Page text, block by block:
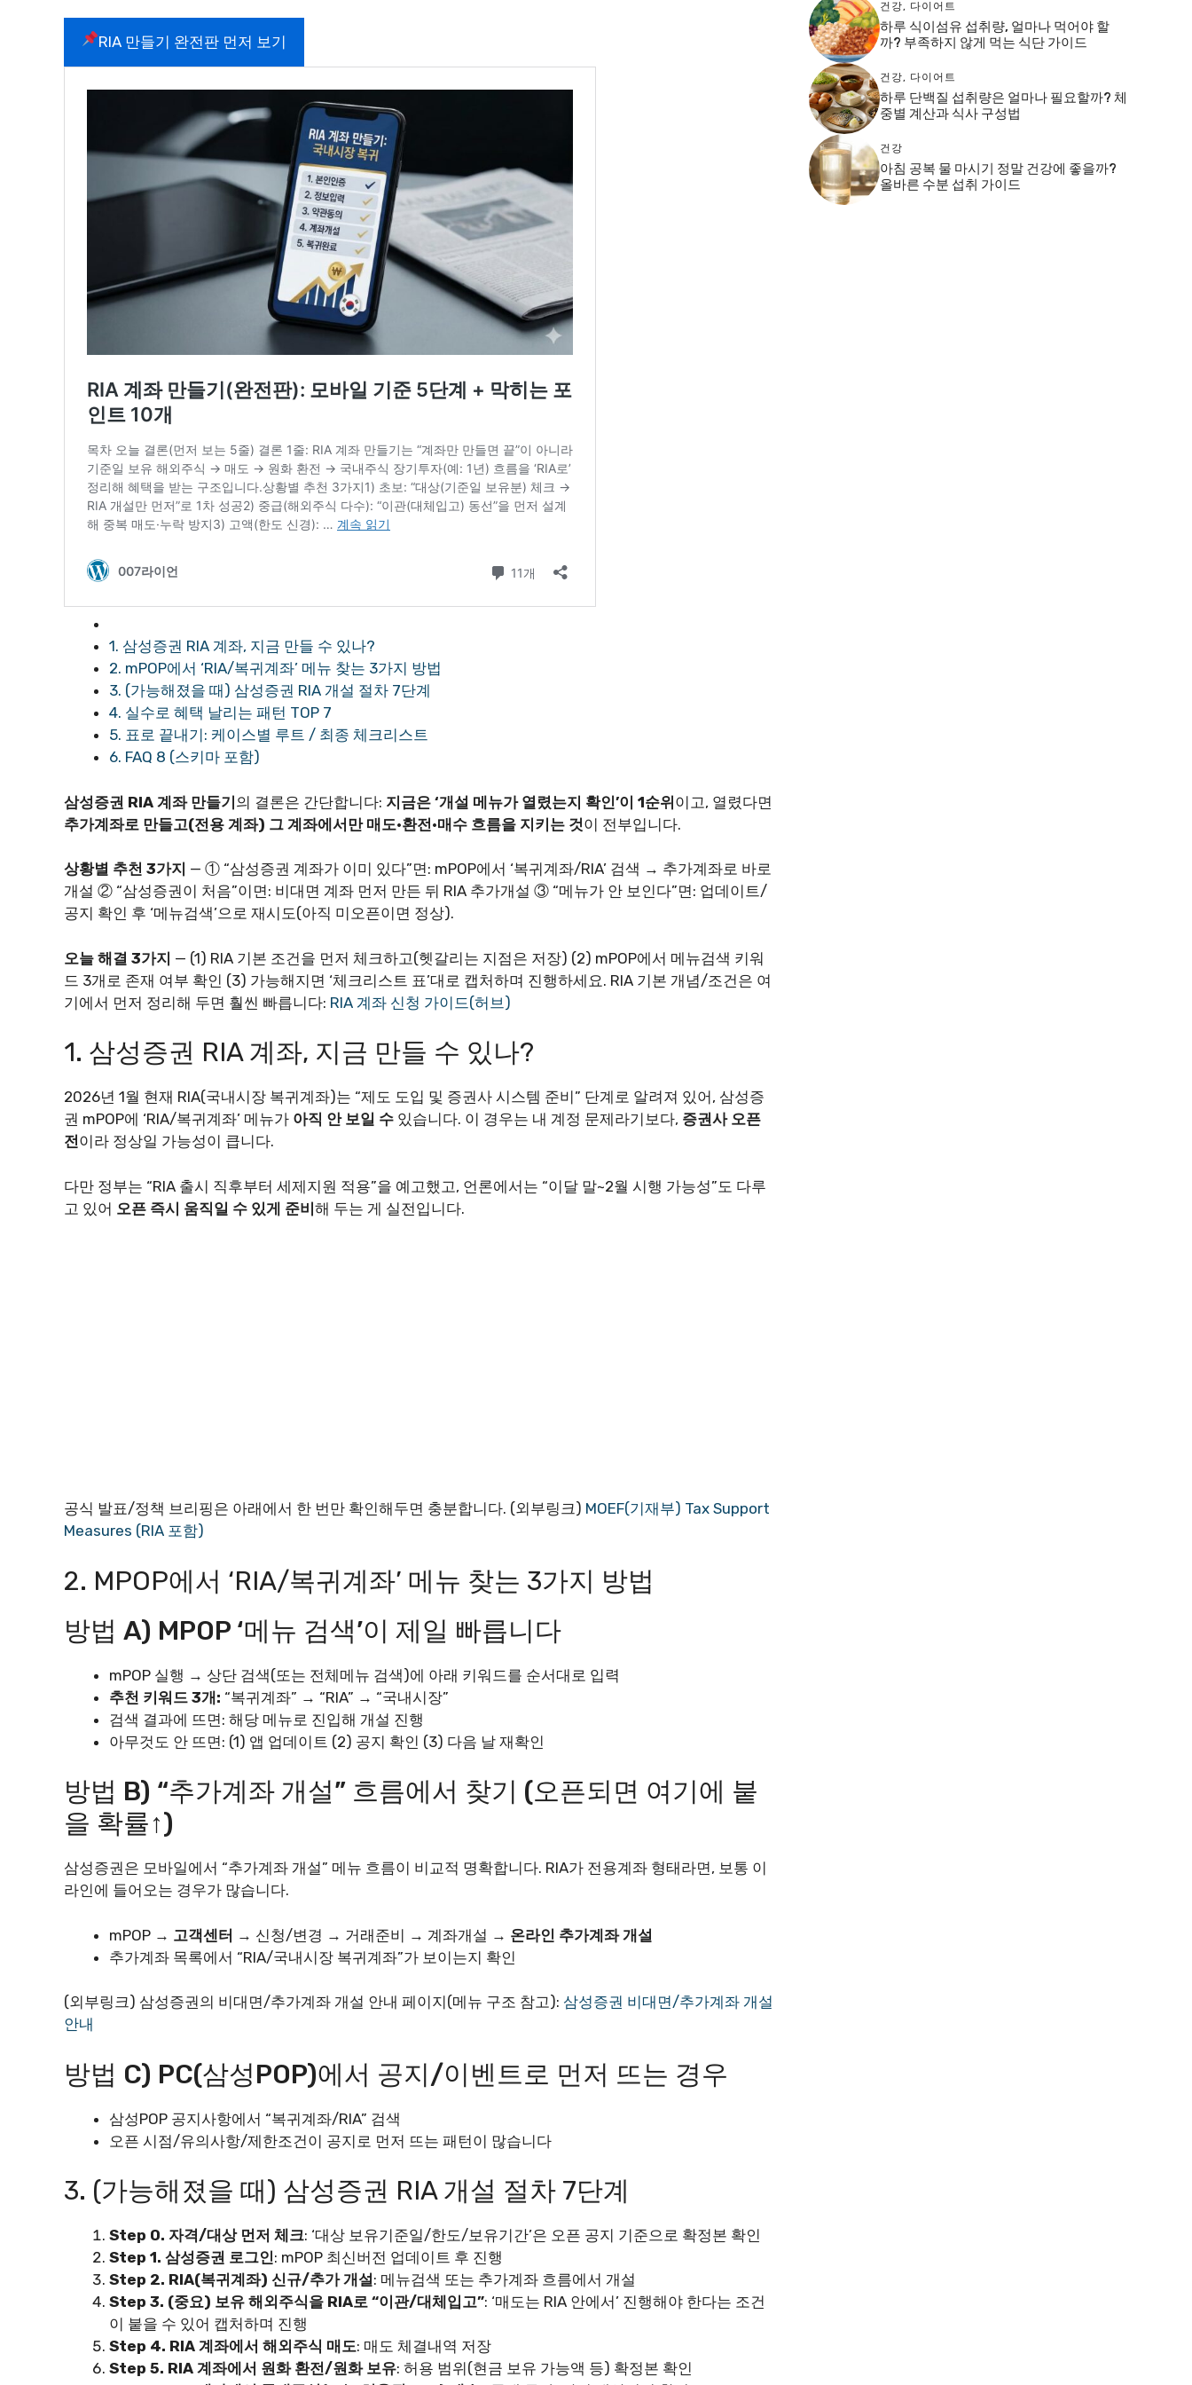
RIA 만들기 완전판 먼저 보기
1. 삼성증권 RIA 계좌, 지금 만들 수 있나?
2. mPOP에서 ‘RIA/복귀계좌’ 메뉴 찾는 3가지 방법
3. (가능해졌을 때) 삼성증권 RIA 개설 절차 7단계
4. 실수로 혜택 날리는 패턴 TOP 7
5. 표로 끝내기: 케이스별 루트 / 최종 체크리스트
6. FAQ 8 (스키마 포함)
삼성증권 RIA 계좌 만들기의 결론은 간단합니다: 지금은 ‘개설 메뉴가 열렸는지 확인’이 1순위이고, 열렸다면
추가계좌로 만들고(전용 계좌) 그 계좌에서만 매도·환전·매수 흐름을 지키는 것이 전부입니다.
상황별 추천 3가지 — ① “삼성증권 계좌가 이미 있다”면: mPOP에서 ‘복귀계좌/RIA’ 검색 → 추가계좌로 바로
개설 ② “삼성증권이 처음”이면: 비대면 계좌 먼저 만든 뒤 RIA 추가개설 ③ “메뉴가 안 보인다”면: 업데이트/
공지 확인 후 ‘메뉴검색’으로 재시도(아직 미오픈이면 정상).
오늘 해결 3가지 — (1) RIA 기본 조건을 먼저 체크하고(헷갈리는 지점은 저장) (2) mPOP에서 메뉴검색 키워
드 3개로 존재 여부 확인 (3) 가능해지면 ‘체크리스트 표’대로 캡처하며 진행하세요. RIA 기본 개념/조건은 여
기에서 먼저 정리해 두면 훨씬 빠릅니다: RIA 계좌 신청 가이드(허브)
1. 삼성증권 RIA 계좌, 지금 만들 수 있나?
2026년 1월 현재 RIA(국내시장 복귀계좌)는 “제도 도입 및 증권사 시스템 준비” 단계로 알려져 있어, 삼성증
권 mPOP에 ‘RIA/복귀계좌’ 메뉴가 아직 안 보일 수 있습니다. 이 경우는 내 계정 문제라기보다, 증권사 오픈
전이라 정상일 가능성이 큽니다.
다만 정부는 “RIA 출시 직후부터 세제지원 적용”을 예고했고, 언론에서는 “이달 말~2월 시행 가능성”도 다루
고 있어 오픈 즉시 움직일 수 있게 준비해 두는 게 실전입니다.
공식 발표/정책 브리핑은 아래에서 한 번만 확인해두면 충분합니다. (외부링크) MOEF(기재부) Tax Support
Measures (RIA 포함)
2. MPOP에서 ‘RIA/복귀계좌’ 메뉴 찾는 3가지 방법
방법 A) MPOP ‘메뉴 검색’이 제일 빠릅니다
mPOP 실행 → 상단 검색(또는 전체메뉴 검색)에 아래 키워드를 순서대로 입력
추천 키워드 3개: “복귀계좌” → “RIA” → “국내시장”
검색 결과에 뜨면: 해당 메뉴로 진입해 개설 진행
아무것도 안 뜨면: (1) 앱 업데이트 (2) 공지 확인 (3) 다음 날 재확인
방법 B) “추가계좌 개설” 흐름에서 찾기 (오픈되면 여기에 붙
을 확률↑)
삼성증권은 모바일에서 “추가계좌 개설” 메뉴 흐름이 비교적 명확합니다. RIA가 전용계좌 형태라면, 보통 이
라인에 들어오는 경우가 많습니다.
mPOP → 고객센터 → 신청/변경 → 거래준비 → 계좌개설 → 온라인 추가계좌 개설
추가계좌 목록에서 “RIA/국내시장 복귀계좌”가 보이는지 확인
(외부링크) 삼성증권의 비대면/추가계좌 개설 안내 페이지(메뉴 구조 참고): 삼성증권 비대면/추가계좌 개설
안내
방법 C) PC(삼성POP)에서 공지/이벤트로 먼저 뜨는 경우
삼성POP 공지사항에서 “복귀계좌/RIA” 검색
오픈 시점/유의사항/제한조건이 공지로 먼저 뜨는 패턴이 많습니다
3. (가능해졌을 때) 삼성증권 RIA 개설 절차 7단계
Step 0. 자격/대상 먼저 체크: ‘대상 보유기준일/한도/보유기간’은 오픈 공지 기준으로 확정본 확인
Step 1. 삼성증권 로그인: mPOP 최신버전 업데이트 후 진행
Step 2. RIA(복귀계좌) 신규/추가 개설: 메뉴검색 또는 추가계좌 흐름에서 개설
Step 3. (중요) 보유 해외주식을 RIA로 “이관/대체입고”: ‘매도는 RIA 안에서’ 진행해야 한다는 조건
이 붙을 수 있어 캡처하며 진행
Step 4. RIA 계좌에서 해외주식 매도: 매도 체결내역 저장
Step 5. RIA 계좌에서 원화 환전/원화 보유: 허용 범위(현금 보유 가능액 등) 확정본 확인
건강, 다이어트
하루 식이섬유 섭취량, 얼마나 먹어야 할
까? 부족하지 않게 먹는 식단 가이드
건강, 다이어트
하루 단백질 섭취량은 얼마나 필요할까? 체
중별 계산과 식사 구성법
건강
아침 공복 물 마시기 정말 건강에 좋을까?
올바른 수분 섭취 가이드